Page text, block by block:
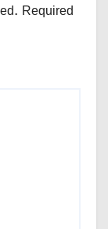
Required